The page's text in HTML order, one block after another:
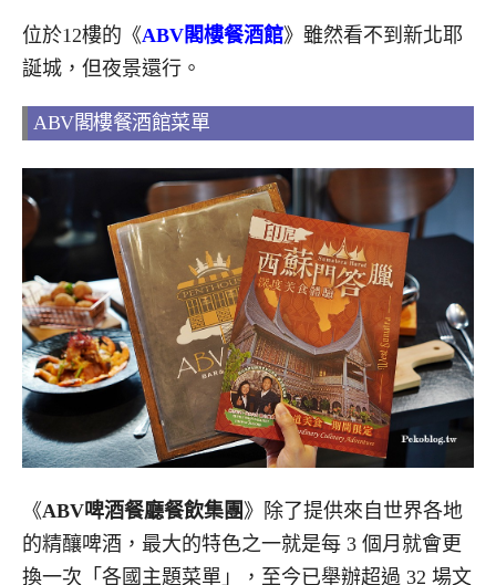
位於12樓的《ABV閣樓餐酒館》雖然看不到新北耶
誕城，但夜景還行。
ABV閣樓餐酒館菜單
《ABV啤酒餐廳餐飲集團 》除了提供來自世界各地
的精釀啤酒，最大的特色之一就是每 3 個月就會更
換一次「各國主題菜單」，至今已舉辦超過 32 場文